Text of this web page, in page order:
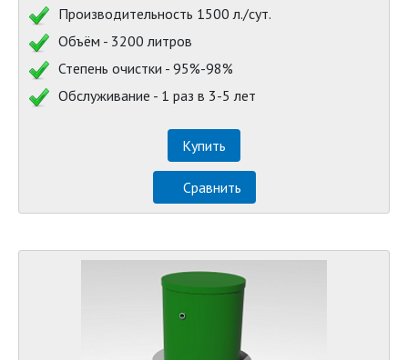
Производительность 1500 л./сут.
Объём - 3200 литров
Степень очистки - 95%-98%
Обслуживание - 1 раз в 3-5 лет
Купить
Сравнить